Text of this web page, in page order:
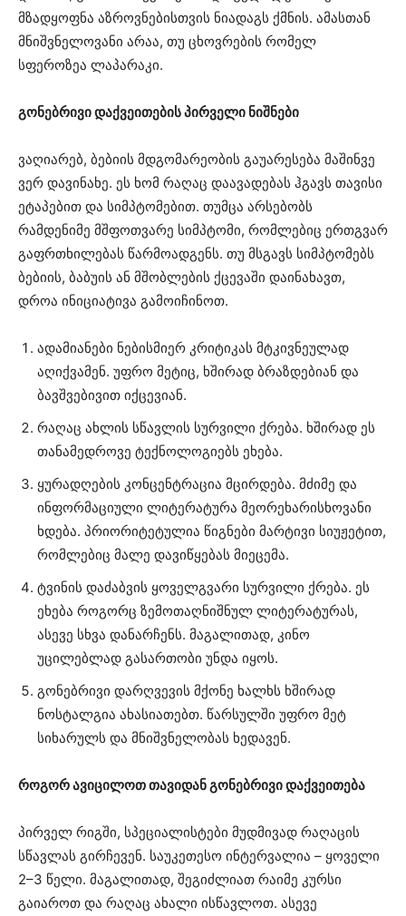
მზადყოფნა აზროვნებისთვის ნიადაგს ქმნის. ამასთან
მნიშვნელოვანი არაა, თუ ცხოვრების რომელ
სფეროზეა ლაპარაკი.
გონებრივი დაქვეითების პირველი ნიშნები
ვაღიარებ, ბებიის მდგომარეობის გაუარესება მაშინვე
ვერ დავინახე. ეს ხომ რაღაც დაავადებას ჰგავს თავისი
ეტაპებით და სიმპტომებით. თუმცა არსებობს
რამდენიმე მშფოთვარე სიმპტომი, რომლებიც ერთგვარ
გაფრთხილებას წარმოადგენს. თუ მსგავს სიმპტომებს
ბებიის, ბაბუის ან მშობლების ქცევაში დაინახავთ,
დროა ინიციატივა გამოიჩინოთ.
ადამიანები ნებისმიერ კრიტიკას მტკივნეულად
აღიქვამენ. უფრო მეტიც, ხშირად ბრაზდებიან და
ბავშვებივით იქცევიან.
რაღაც ახლის სწავლის სურვილი ქრება. ხშირად ეს
თანამედროვე ტექნოლოგიებს ეხება.
ყურადღების კონცენტრაცია მცირდება. მძიმე და
ინფორმაციული ლიტერატურა მეორეხარისხოვანი
ხდება. პრიორიტეტულია წიგნები მარტივი სიუჟეტით,
რომლებიც მალე დავიწყებას მიეცემა.
ტვინის დაძაბვის ყოველგვარი სურვილი ქრება. ეს
ეხება როგორც ზემოთაღნიშნულ ლიტერატურას,
ასევე სხვა დანარჩენს. მაგალითად, კინო
უცილებლად გასართობი უნდა იყოს.
გონებრივი დარღვევის მქონე ხალხს ხშირად
ნოსტალგია ახასიათებთ. წარსულში უფრო მეტ
სიხარულს და მნიშვნელობას ხედავენ.
როგორ ავიცილოთ თავიდან გონებრივი დაქვეითება
პირველ რიგში, სპეციალისტები მუდმივად რაღაცის
სწავლას გირჩევენ. საუკეთესო ინტერვალია – ყოველი
2–3 წელი. მაგალითად, შეგიძლიათ რაიმე კურსი
გაიაროთ და რაღაც ახალი ისწავლოთ. ასევე